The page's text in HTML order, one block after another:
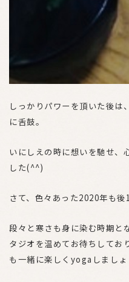
しっかりパワーを頂いた後は
に舌鼓。
いにしえの時に想いを馳せ、
した(^^)
さて、色々あった2020年も後
段々と寒さも身に染む時期と
タジオを温めてお待ちしてお
も一緒に楽しくyogaしましょ